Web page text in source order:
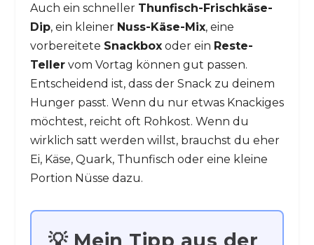
Auch ein schneller Thunfisch-Frischkäse-
Dip, ein kleiner Nuss-Käse-Mix, eine
vorbereitete Snackboxoder ein Reste-
Tellervom Vortag können gut passen.
Entscheidend ist, dass der Snack zu deinem
Hunger passt. Wenn du nur etwas Knackiges
möchtest, reicht oft Rohkost. Wenn du
wirklich satt werden willst, brauchst du eher
Ei, Käse, Quark, Thunfisch oder eine kleine
Portion Nüsse dazu.
💡 Mein Tipp aus der